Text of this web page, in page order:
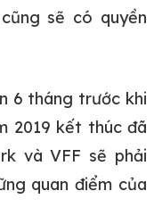
sẽ có quyền
6 tháng trước khi
2019 kết thúc đã
và VFF sẽ phải
quan điểm của